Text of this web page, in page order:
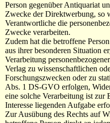
Person gegenüber Antiquariat
Zwecke der Direktwerbung, so
Verantwortliche die
Zwecke verarbeiten.
Zudem hat die betroffene
aus ihrer besonderen Situation
Verarbeitung
Verlag zu wissenschaftlichen
Forschungszwecken oder zu
Abs. 1 DS-GVO erfolgen,
eine solche Verarbeitung ist
Interesse liegenden Aufgabe
Zur Ausübung des Rechts auf